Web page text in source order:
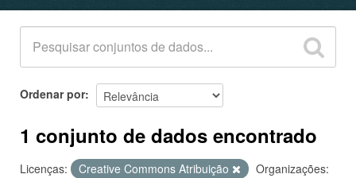
ORGANIZAÇÕES
GRUPOS
SOBRE
Ordenar por
1 conjunto de dados encontrado
Licenças: Creative Commons Atribuição
Organizações: